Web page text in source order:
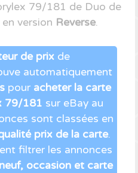
79/181 de Duo de
version Reverse.
de prix de
automatiquement
pour acheter la carte
79/181 sur eBay au
sont classées en
prix de la carte.
filtrer les annonces
occasion et carte